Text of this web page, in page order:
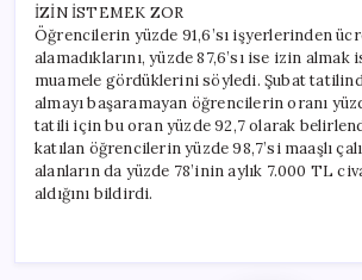
İZİN İSTEMEK ZOR
Öğrencilerin yüzde 91,6’sı işyerlerinden
alamadıklarını, yüzde 87,6’sı ise izin
muamele gördüklerini söyledi. Şubat
almayı başaramayan öğrencilerin oranı
tatili için bu oran yüzde 92,7 olarak
katılan öğrencilerin yüzde 98,7’si maaşlı
alanların da yüzde 78’inin aylık 7.000 TL
aldığını bildirdi.